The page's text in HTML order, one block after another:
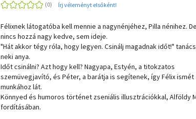
Írj véleményt elsőként!
Félixnek látogatóba kell mennie a nagynénjéhez, Pilla nénihez. De
nincs hozzá nagy kedve, sem ideje.
"Hát akkor tégy róla, hogy legyen. Csinálj magadnak időt!"
neki anya.
Időt csinálni? Azt hogy kell? Nagyapa, Estyén, a titokzatos
szemüvegjavító, és Péter, a barátja is segítenek, így Félix ismét
munkához lát.
Könnyed és humoros történet zseniális illusztrációkkal, Alföldy
fordításában.